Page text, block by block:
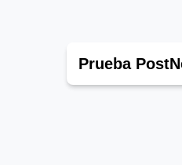
Prueba